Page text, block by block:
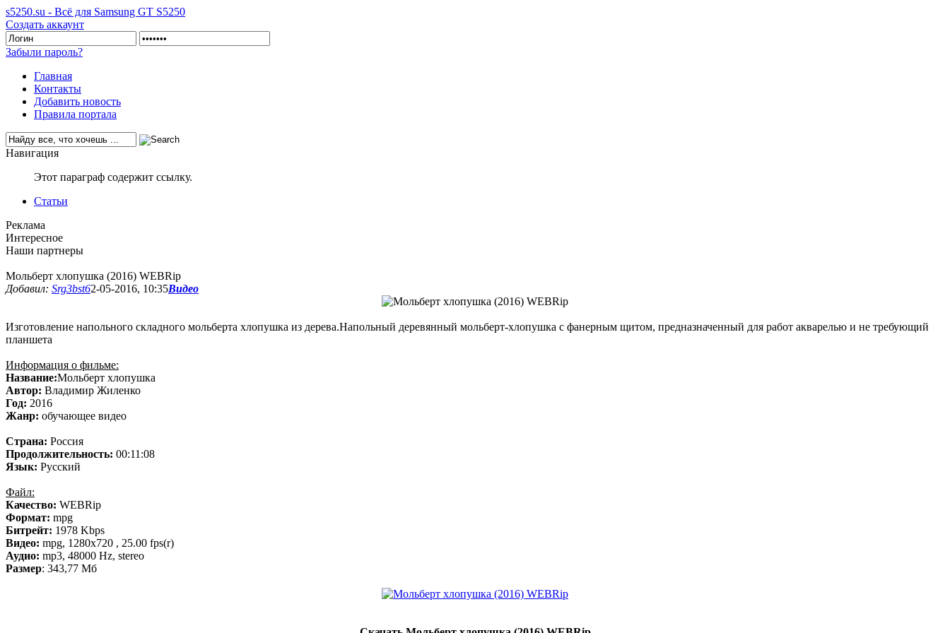
s5250.su - Всё для Samsung GT S5250
Создать аккаунт
Забыли пароль?
Главная
Контакты
Добавить новость
Правила портала
Навигация
Этот параграф содержит ссылку.
Статьи
Реклама
Интересное
Наши партнеры
Мольберт хлопушка (2016) WEBRip
Добавил: Srg3bst62-05-2016, 10:35Видео
Изготовление напольного складного мольберта хлопушка из дерева.Напольный деревянный мольберт-хлопушка с фанерным щитом, предназначенный для работ акварелью и не требующий
планшета
Информация о фильме:
Название:Мольберт хлопушка
Автор: Владимир Жиленко
Год: 2016
Жанр: обучающее видео
Страна: Россия
Продолжительность: 00:11:08
Язык: Русский
Файл:
Качество: WEBRip
Формат: mpg
Битрейт: 1978 Kbps
Видео: mpg, 1280х720 , 25.00 fps(r)
Аудио: mp3, 48000 Hz, stereo
Размер: 343,77 Мб